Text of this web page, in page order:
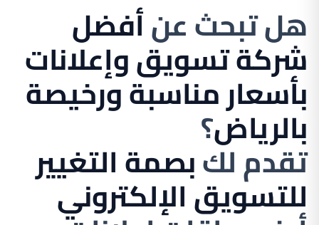
هل تبحث عنأفضل
شركة تسويق وإعلانات
بأسعار مناسبة ورخيصة
بالرياض؟
تقدم لكبصمة التغيير
للتسويق الإلكتروني